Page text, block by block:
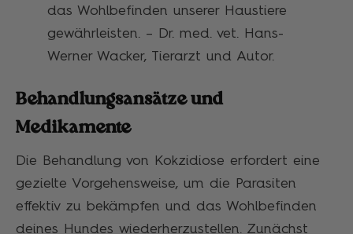
das Wohlbefinden unserer Haustiere
gewährleisten. – Dr. med. vet. Hans-
Werner Wacker, Tierarzt und Autor.
Behandlungsansätze und
Medikamente
Die Behandlung von Kokzidiose erfordert eine
gezielte Vorgehensweise, um die Parasiten
effektiv zu bekämpfen und das Wohlbefinden
deines Hundes wiederherzustellen. Zunächst